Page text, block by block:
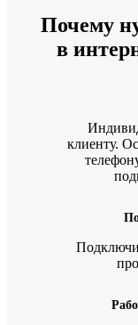
Почему
в
клиенту.